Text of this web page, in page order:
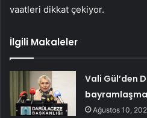
vaatleri dikkat çekiyor.
İlgili Makaleler
Vali Gül’den
bayramlaşma
Ağustos 10,